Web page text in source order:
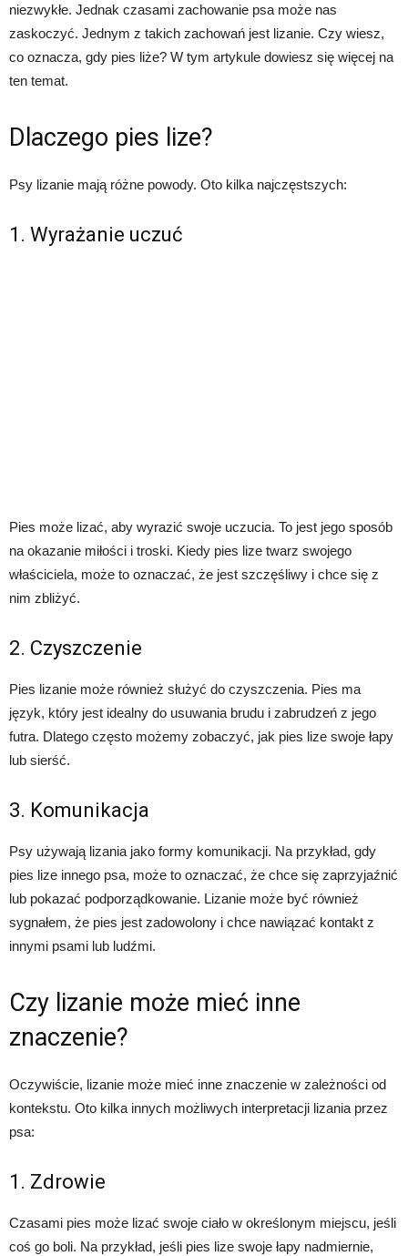
niezwykłe. Jednak czasami zachowanie psa może nas
zaskoczyć. Jednym z takich zachowań jest lizanie. Czy wiesz,
co oznacza, gdy pies liże? W tym artykule dowiesz się więcej na
ten temat.
Dlaczego pies lize?
Psy lizanie mają różne powody. Oto kilka najczęstszych:
1. Wyrażanie uczuć
Pies może lizać, aby wyrazić swoje uczucia. To jest jego sposób
na okazanie miłości i troski. Kiedy pies lize twarz swojego
właściciela, może to oznaczać, że jest szczęśliwy i chce się z
nim zbliżyć.
2. Czyszczenie
Pies lizanie może również służyć do czyszczenia. Pies ma
język, który jest idealny do usuwania brudu i zabrudzeń z jego
futra. Dlatego często możemy zobaczyć, jak pies lize swoje łapy
lub sierść.
3. Komunikacja
Psy używają lizania jako formy komunikacji. Na przykład, gdy
pies lize innego psa, może to oznaczać, że chce się zaprzyjaźnić
lub pokazać podporządkowanie. Lizanie może być również
sygnałem, że pies jest zadowolony i chce nawiązać kontakt z
innymi psami lub ludźmi.
Czy lizanie może mieć inne
znaczenie?
Oczywiście, lizanie może mieć inne znaczenie w zależności od
kontekstu. Oto kilka innych możliwych interpretacji lizania przez
psa:
1. Zdrowie
Czasami pies może lizać swoje ciało w określonym miejscu, jeśli
coś go boli. Na przykład, jeśli pies lize swoje łapy nadmiernie,